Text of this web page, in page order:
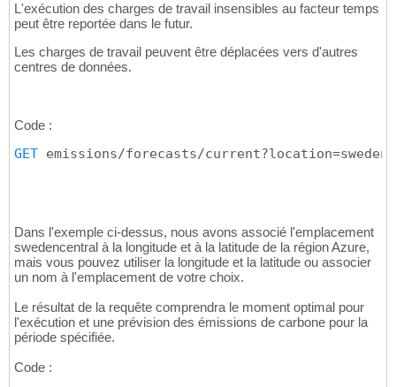
L'exécution des charges de travail insensibles au facteur temps
peut être reportée dans le futur.
Les charges de travail peuvent être déplacées vers d'autres
centres de données.
Code :
GET emissions/forecasts/
Dans l'exemple ci-dessus, nous avons associé l'emplacement
swedencentral à la longitude et à la latitude de la région Azure,
mais vous pouvez utiliser la longitude et la latitude ou associer
un nom à l'emplacement de votre choix.
Le résultat de la requête comprendra le moment optimal pour
l'exécution et une prévision des émissions de carbone pour la
période spécifiée.
Code :